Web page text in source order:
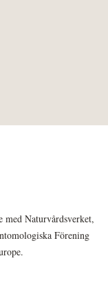
med Naturvårdsverket,
Förening